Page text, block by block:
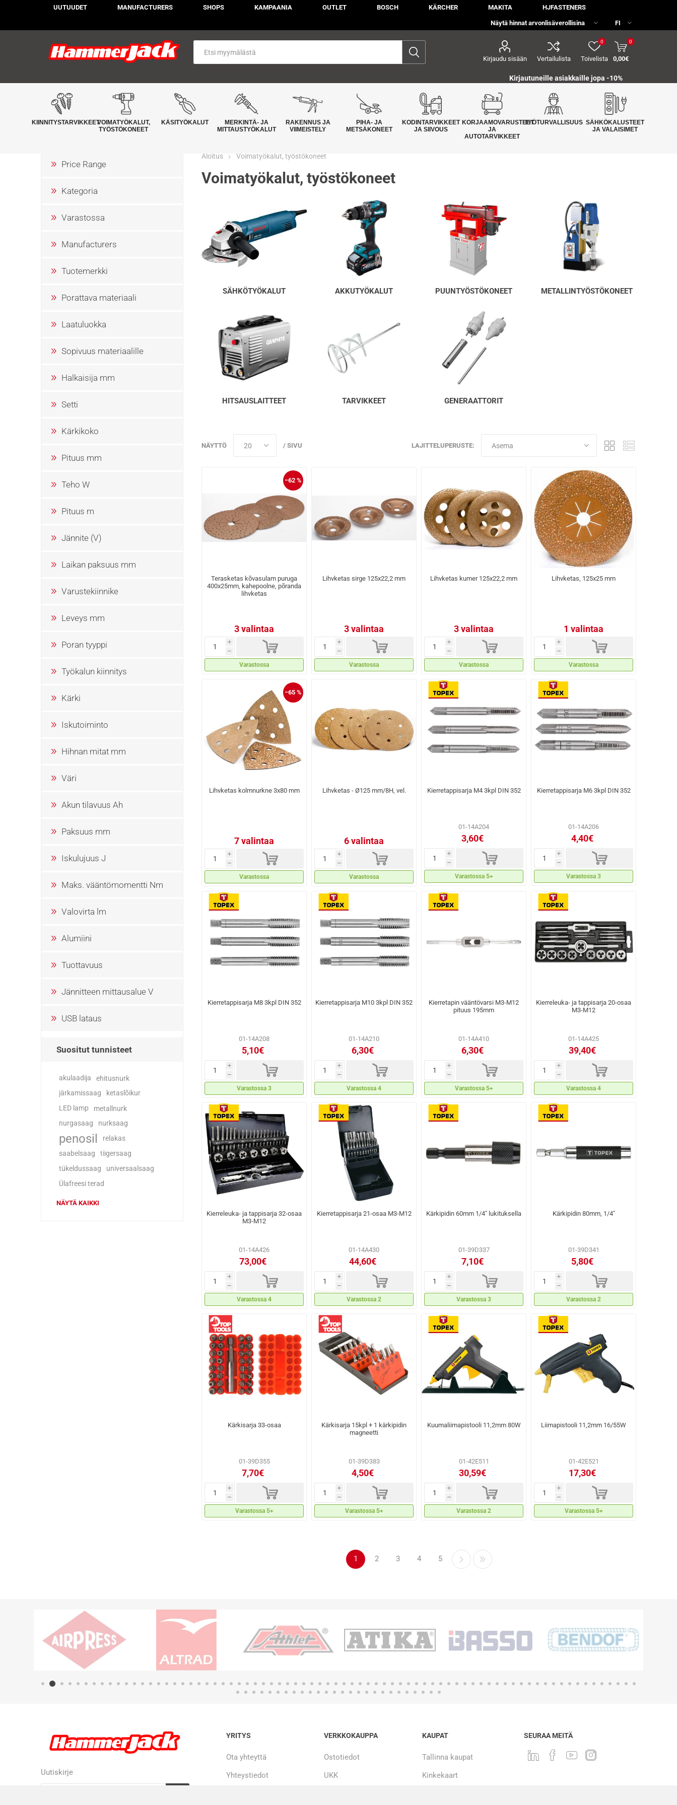
UUTUUDET MANUFACTURERS SHOPS KAMPAANIA OUTLET BOSCH KÄRCHER MAKITA HJFASTENERS
Kirjaudu sisään Vertailulista Toivelista
0 0
0,00€
Kirjautuneille asiakkaille jopa -10%
KIINNITYSTARVIKKEETVOIMATYÖKALUT,
TYÖSTÖKONEET
KÄSITYÖKALUT
MERKINTÄ- JA
MITTAUSTYÖKALUT
RAKENNUS JA
VIIMEISTELY
PIHA- JA
METSÄKONEET
KODINTARVIKKEET
JA SIIVOUS
KORJAAMOVARUSTEET
JA
AUTOTARVIKKEET
TYÖTURVALLISUUS SÄHKÖKALUSTEET
JA VALAISIMET
Aloitus Voimatyökalut, työstökoneet
Voimatyökalut, työstökoneet
SÄHKÖTYÖKALUT AKKUTYÖKALUT PUUNTYÖSTÖKONEET METALLINTYÖSTÖKONEET
HITSAUSLAITTEET TARVIKKEET GENERAATTORIT
LAJITTELUPERUSTE:
NÄYTTÖ / SIVU
−62 %
Terasketas kõvasulam puruga
400x25mm, kahepoolne, põranda
lihvketas
3 valintaa
i
h d
Varastossa
Lihvketas sirge 125x22,2 mm
3 valintaa
i
h d
Varastossa
Lihvketas kumer 125x22,2 mm
3 valintaa
i
h d
Varastossa
Lihvketas, 125x25 mm
1 valintaa
i
h d
Varastossa
−65 %
Lihvketas kolmnurkne 3x80 mm
7 valintaa
i
h d
Varastossa
Lihvketas - Ø125 mm/8H, vel.
6 valintaa
i
h d
Varastossa
Kierretappisarja M4 3kpl DIN 352
01-14A204
3,60€
i
h d
Varastossa 5+
Kierretappisarja M6 3kpl DIN 352
01-14A206
4,40€
i
h d
Varastossa 3
Kierretappisarja M8 3kpl DIN 352
01-14A208
5,10€
i
h d
Varastossa 3
Kierretappisarja M10 3kpl DIN 352
01-14A210
6,30€
i
h d
Varastossa 4
Kierretapin vääntövarsi M3-M12
pituus 195mm
01-14A410
6,30€
i
h d
Varastossa 5+
Kierreleuka- ja tappisarja 20-osaa
M3-M12
01-14A425
39,40€
i
h d
Varastossa 4
Kierreleuka- ja tappisarja 32-osaa
M3-M12
01-14A426
73,00€
i
h d
Varastossa 4
Kierretappisarja 21-osaa M3-M12
01-14A430
44,60€
i
h d
Varastossa 2
Kärkipidin 60mm 1/4" lukituksella
01-39D337
7,10€
i
h d
Varastossa 3
Kärkipidin 80mm, 1/4"
01-39D341
5,80€
i
h d
Varastossa 2
Kärkisarja 33-osaa
01-39D355
7,70€
i
h d
Varastossa 5+
Kärkisarja 15kpl + 1 kärkipidin
magneetti
01-39D383
4,50€
i
h d
Varastossa 5+
Kuumaliimapistooli 11,2mm 80W
01-42E511
30,59€
i
h d
Varastossa 2
Liimapistooli 11,2mm 16/55W
01-42E521
17,30€
i
h d
Varastossa 5+
1 2 3 4 5
Price Range
Kategoria
Varastossa
Manufacturers
Tuotemerkki
Porattava materiaali
Laatuluokka
Sopivuus materiaalille
Halkaisija mm
Setti
Kärkikoko
Pituus mm
Teho W
Pituus m
Jännite (V)
Laikan paksuus mm
Varustekiinnike
Leveys mm
Poran tyyppi
Työkalun kiinnitys
Kärki
Iskutoiminto
Hihnan mitat mm
Väri
Akun tilavuus Ah
Paksuus mm
Iskulujuus J
Maks. vääntömomentti Nm
Valovirta lm
Alumiini
Tuottavuus
Jännitteen mittausalue V
USB lataus
Suositut tunnisteet
akulaadija ehitusnurk
järkamissaag
ketaslõikur
LED lamp
metallnurk
nurgasaag nurksaag
penosil
relakas
saabelsaag
tiigersaag
tükeldussaag
universaalsaag
Ülafreesi terad
NÄYTÄ KAIKKI
Uutiskirje
YRITYS
Ota yhteyttä
Yhteystiedot
VERKKOKAUPPA
Ostotiedot
UKK
KAUPAT
Tallinna kaupat
Kinkekaart
SEURAA MEITÄ